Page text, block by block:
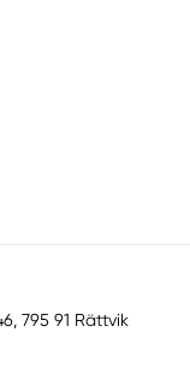
795 91 Rättvik